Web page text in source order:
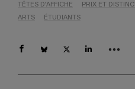
TÊTES D'AFFICHE
PRIX ET
ARTS
ÉTUDIANTS